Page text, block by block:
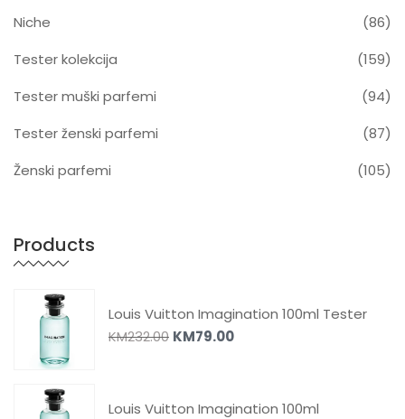
Niche
(86)
Tester kolekcija
(159)
Tester muški parfemi
(94)
Tester ženski parfemi
(87)
Ženski parfemi
(105)
Products
Louis Vuitton Imagination 100ml Tester
KM232.00 KM79.00
Louis Vuitton Imagination 100ml